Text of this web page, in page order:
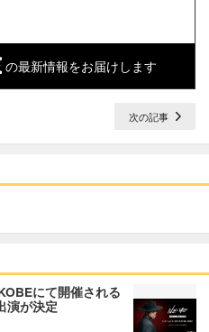
の最新情報をお届けします
次の記事
にて開催される
演が決定